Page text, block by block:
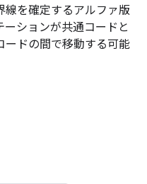
線を確定するアルファ版
ションが共通コードと
ードの間で移動する可能